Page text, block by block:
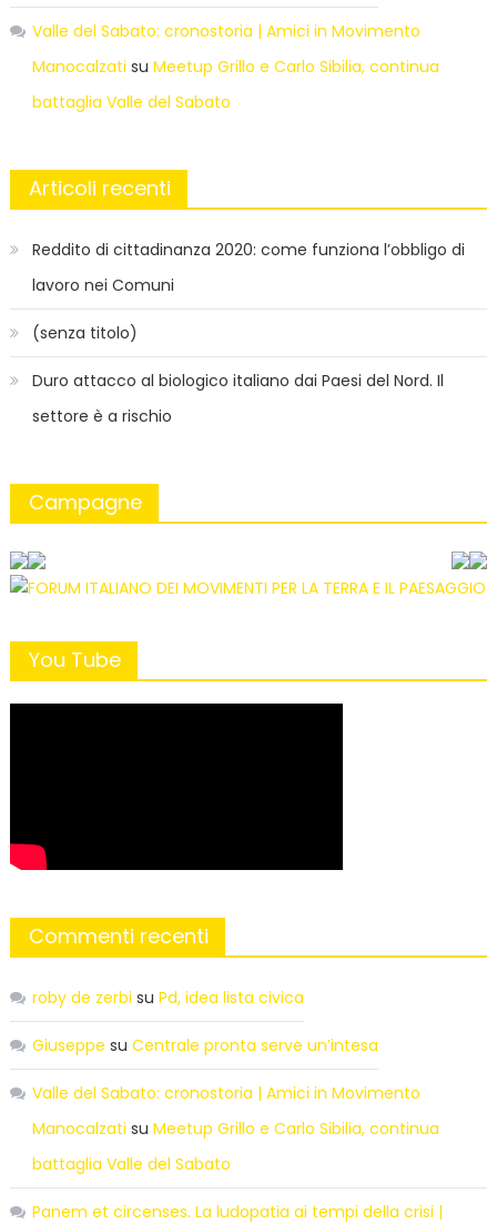
Valle del Sabato: cronostoria | Amici in Movimento
Manocalzati su Meetup Grillo e Carlo Sibilia, continua
battaglia Valle del Sabato
Articoli recenti
Reddito di cittadinanza 2020: come funziona l’obbligo di
lavoro nei Comuni
(senza titolo)
Duro attacco al biologico italiano dai Paesi del Nord. Il
settore è a rischio
Campagne
You Tube
Commenti recenti
roby de zerbi su Pd, idea lista civica
Giuseppe su Centrale pronta serve un’intesa
Valle del Sabato: cronostoria | Amici in Movimento
Manocalzati su Meetup Grillo e Carlo Sibilia, continua
battaglia Valle del Sabato
Panem et circenses. La ludopatia ai tempi della crisi |